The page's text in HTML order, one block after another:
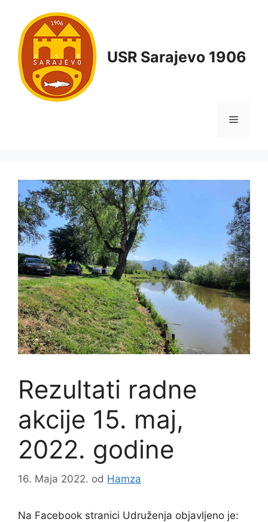
USR Sarajevo 1906
Rezultati radne
akcije 15. maj,
2022. godine
16. Maja 2022. od Hamza
Na Facebook stranici Udruženja objavljeno je: